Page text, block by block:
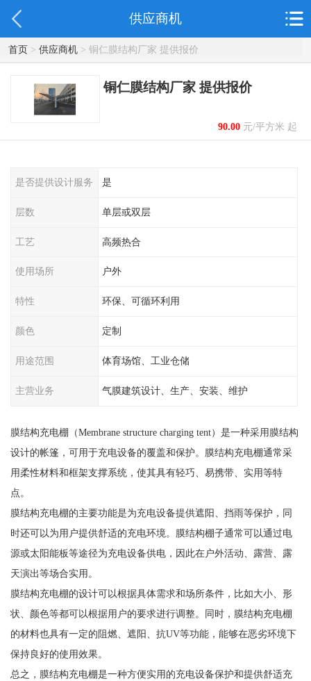
供应商机
首页> 供应商机> 铜仁膜结构厂家 提供报价
铜仁膜结构厂家 提供报价
90.00元/平方米 起
是否提供设计服务 是
层数 单层或双层
工艺 高频热合
使用场所 户外
特性 环保、可循环利用
颜色 定制
用途范围 体育场馆、工业仓储
主营业务 气膜建筑设计、生产、安装、维护
膜结构充电棚（Membrane structure charging tent）是一种采用膜结构
设计的帐篷，可用于充电设备的覆盖和保护。膜结构充电棚通常采
用柔性材料和框架支撑系统，使其具有轻巧、易携带、实用等特
点。
膜结构充电棚的主要功能是为充电设备提供遮阳、挡雨等保护，同
时还可以为用户提供舒适的充电环境。膜结构棚子通常可以通过电
源或太阳能板等途径为充电设备供电，因此在户外活动、露营、露
天演出等场合实用。
膜结构充电棚的设计可以根据具体需求和场所条件，比如大小、形
状、颜色等都可以根据用户的要求进行调整。同时，膜结构充电棚
的材料也具有一定的阻燃、遮阳、抗UV等功能，能够在恶劣环境下
保持良好的使用效果。
总之，膜结构充电棚是一种方便实用的充电设备保护和提供舒适充